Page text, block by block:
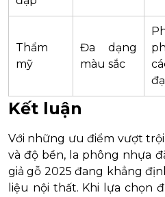
Thẩm
mỹ
Đa dạng
màu sắc
Kết luận
Với những ưu điểm vượt
và độ bền, la phông nhựa
giả gỗ 2025 đang khẳng
liệu nội thất. Khi lựa chọn